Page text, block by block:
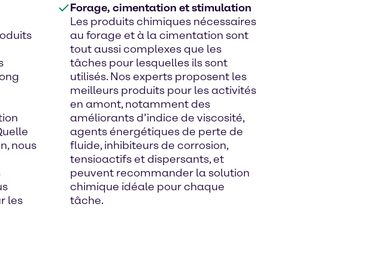
nous
les
Forage, cimentation et stimulation
Les produits chimiques nécessaires
au forage et à la cimentation sont
tout aussi complexes que les
tâches pour lesquelles ils sont
utilisés. Nos experts proposent les
meilleurs produits pour les activités
en amont, notamment des
améliorants d’indice de viscosité,
agents énergétiques de perte de
fluide, inhibiteurs de corrosion,
tensioactifs et dispersants, et
peuvent recommander la solution
chimique idéale pour chaque
tâche.